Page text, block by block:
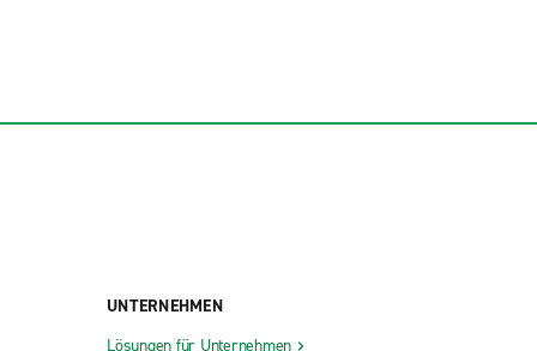
UNTERNEHMEN
Lösungen für Unternehmen